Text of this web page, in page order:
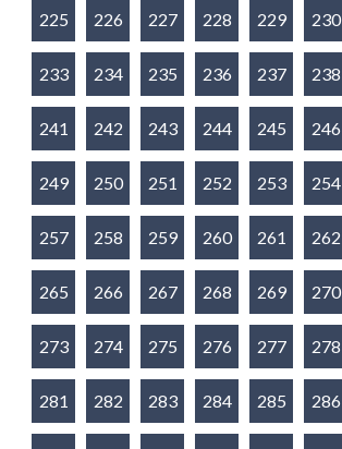
225 226 227 228 229 230
233 234 235 236 237 238
241 242 243 244 245 246
249 250 251 252 253 254
257 258 259 260 261 262
265 266 267 268 269 270
273 274 275 276 277 278
281 282 283 284 285 286